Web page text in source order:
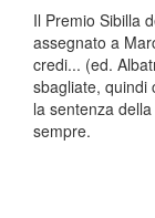
Il Premio Sibilla
assegnato a
credi... (ed.
sbagliate, quindi
la sentenza
sempre.